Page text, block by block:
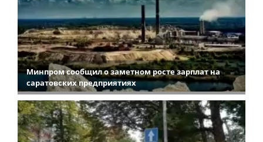
Минпром сообщил о заметном росте зарплат на
саратовских предприятиях